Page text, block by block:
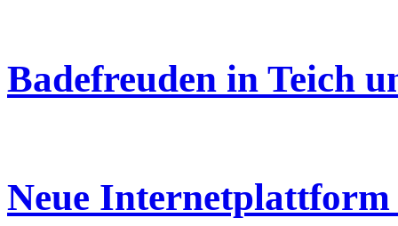
Badefreuden in Teich
Neue